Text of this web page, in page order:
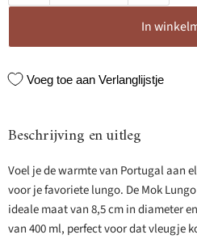
In
Voeg toe aan Verlanglijstje
Beschrijving en uitleg
Voel je de warmte van Portugal aan
voor je favoriete lungo. De Mok
ideale maat van 8,5 cm in diameter
van 400 ml, perfect voor dat vleugje